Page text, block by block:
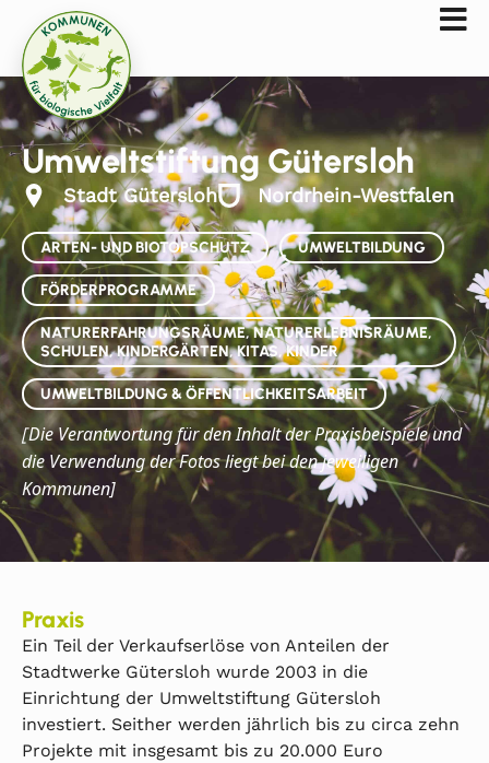
Umweltstiftung Gütersloh
Stadt Gütersloh Nordrhein-Westfalen
ARTEN- UND BIOTOPSCHUTZ UMWELTBILDUNG
FÖRDERPROGRAMME
NATURERFAHRUNGSRÄUME, NATURERLEBNISRÄUME,
SCHULEN, KINDERGÄRTEN, KITAS, KINDER
UMWELTBILDUNG & ÖFFENTLICHKEITSARBEIT
[DieVerantwortung für den Inhalt der Praxisbeispiele und
die Verwendung der Fotos liegt bei den jeweiligen
Kommunen]
Praxis
Ein Teil der Verkaufserlöse von Anteilen der
Stadtwerke Gütersloh wurde 2003 in die
Einrichtung der Umweltstiftung Gütersloh
investiert. Seither werden jährlich bis zu circa zehn
Projekte mit insgesamt bis zu 20.000 Euro